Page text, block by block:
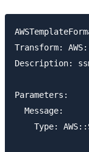
Transform:
Description:
Parameters:
  Message:
Type: